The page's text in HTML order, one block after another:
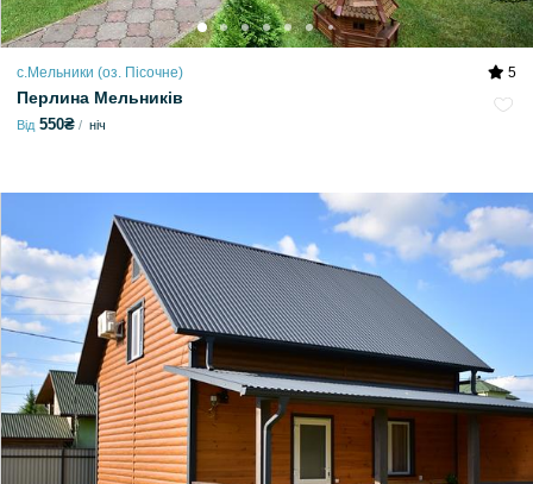
с.Мельники (оз. Пісочне) 5
Перлина Мельників
Від 550₴ ніч